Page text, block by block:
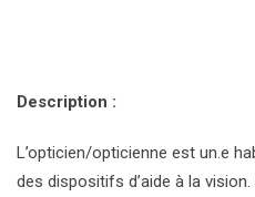
Description :
L’opticien/opticienne est un.e
des dispositifs d’aide à la